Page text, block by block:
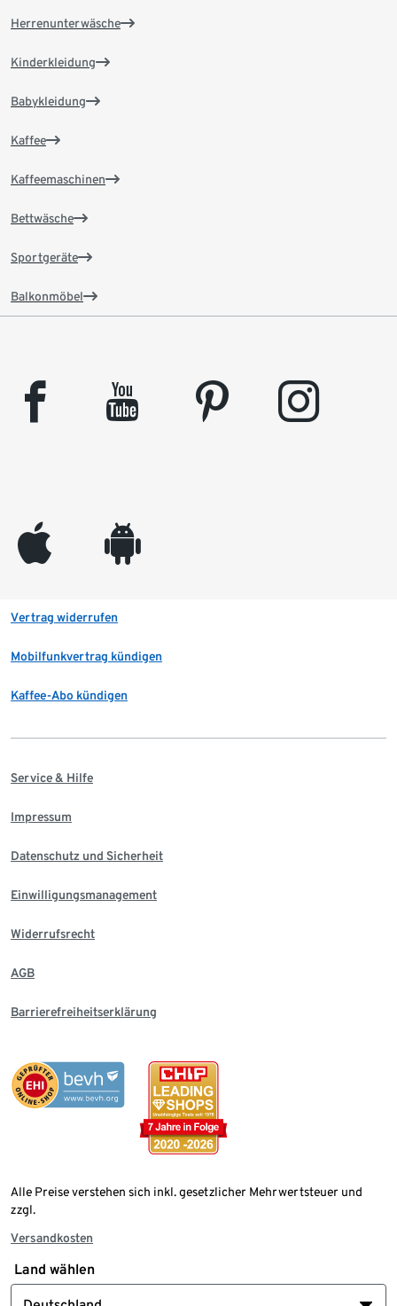
Herrenunterwäsche
Kinderkleidung
Babykleidung
Kaffee
Kaffeemaschinen
Bettwäsche
Sportgeräte
Balkonmöbel
facebook youtube pinterest instagram
appleinc android
Vertrag widerrufen
Mobilfunkvertrag kündigen
Kaffee-Abo kündigen
Service & Hilfe
Impressum
Datenschutz und Sicherheit
Einwilligungsmanagement
Widerrufsrecht
AGB
Barrierefreiheitserklärung
Alle Preise verstehen sich inkl. gesetzlicher Mehrwertsteuer und
zzgl.
Versandkosten
Land wählen